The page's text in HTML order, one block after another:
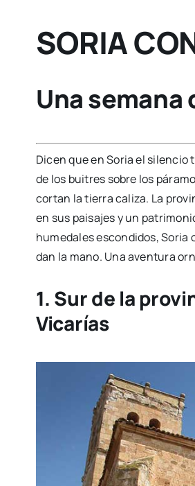
SORIA
Una
Dicen que en Soria el silencio
de los buitres sobre los
cortan la tierra caliza. La
en sus paisajes y un
humedales escondidos,
dan la mano. Una aventura
1. Sur de la
Vicarías